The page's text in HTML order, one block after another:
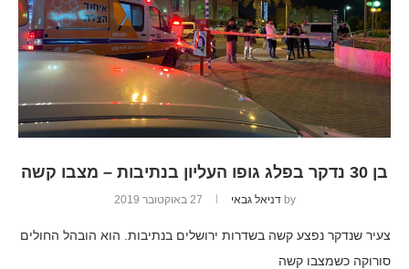
בן 30 נדקר בפלג גופו העליון בנתיבות – מצבו קשה
by דניאל גבאי 27 באוקטובר 2019
צעיר שנדקר נפצע קשה בשדרות ירושלים בנתיבות. הוא הובהל החולים
סורוקה כשמצבו קשה